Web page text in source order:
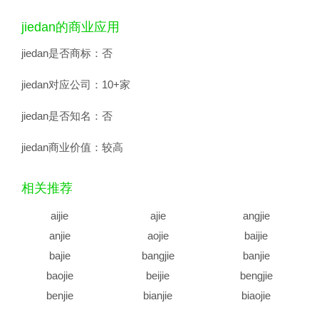
jiedan的商业应用
jiedan是否商标： 否
jiedan对应公司： 10+家
jiedan是否知名： 否
jiedan商业价值： 较高
相关推荐
aijie ajie
angjie
anjie
aojie
baijie
bajie
bangjie
banjie
baojie
beijie
bengjie
benjie
bianjie
biaojie